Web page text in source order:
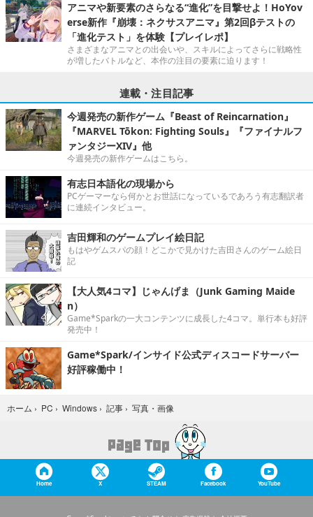
アニマや新要素のさらなる“進化”を目撃せよ！HoYov
erse新作『崩壊：ネクサスアニマ』第2回βテストの
「進化テスト」を体験【プレイレポ】
さまざまなアニマとの出会いや、スキルによってさらに戦略性
が増したバトルなど、本作の注目の要素に迫ります！
連載・注目記事
今週発売の新作ゲーム『Beast of Reincarnation』
『MARVEL Tōkon: Fighting Souls』『ファイナルフ
ァンタジーXIV』他
今週発売の新作ゲームはこちら。
有志日本語化の現場から
PCゲーマーなら何かとお世話になっているであろう有志翻訳者
に連続インタビュー。
吉田輝和のゲームプレイ絵日記
もはやゲムスパの顔！どこかで見かけた吉田さんのゲーム絵日
記
【大人気4コマ】じゃんげま（Junk Gaming Maide
n）
Game*Sparkの一大コンテンツに成長した4コマ。単行本も好評
発売中！
Game*Spark/インサイド公式ディスコードサーバー
好評稼働中！
ホーム › PC › Windows › 記事 › 写真・画像
Home X STEAM Facebook YouTube